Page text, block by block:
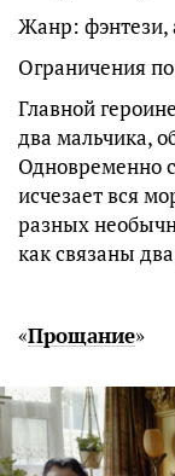
Жанр: фэнтези,
Ограничения
Главной
два мальчика,
Одновременно
исчезает вся
разных
как связаны
«Прощание»